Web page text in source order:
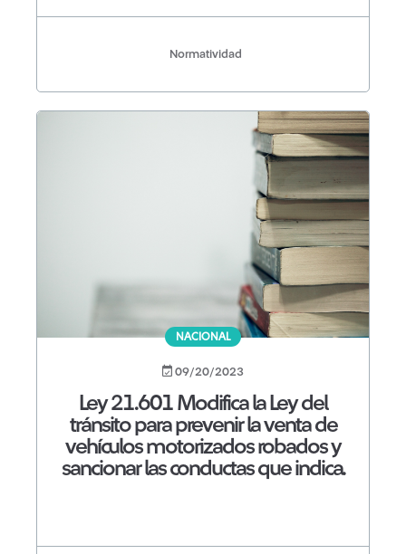
Normatividad
NACIONAL
09/20/2023
Ley 21.601 Modifica la Ley del
tránsito para prevenir la venta de
vehículos motorizados robados y
sancionar las conductas que indica.